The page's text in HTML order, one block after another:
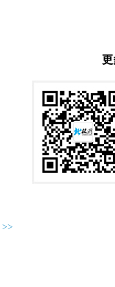
更
>>